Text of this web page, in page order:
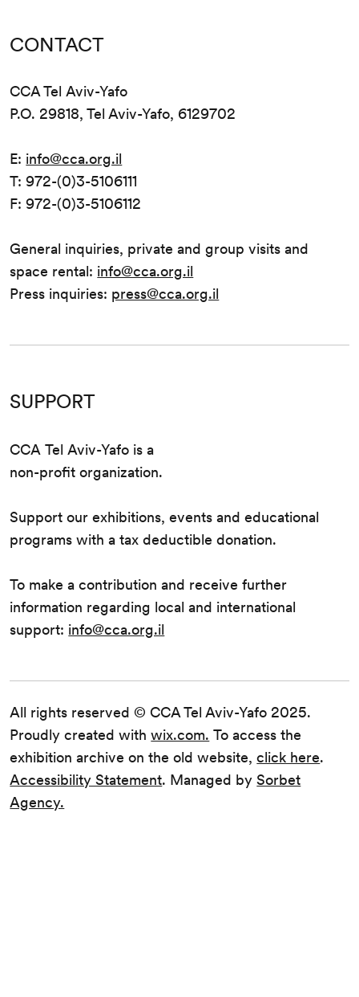
All rights reserved © CCA Tel Aviv-Yafo 2025.
Proudly created withwix.com. To access the
exhibition archive on the old website,click here.
Accessibility Statement. Managed bySorbet
Agency.
CONTACT
CCA Tel Aviv-Yafo
P.O. 29818, Tel Aviv-Yafo, 6129702
E: info@cca.org.il
T: 972-(0)3-5106111
F: 972-(0)3-5106112
General inquiries, private and group visits and
space rental: info@cca.org.il
Press inquiries: press@cca.org.il
SUPPORT
CCA Tel Aviv-Yafo is a
non-profit organization.
Support our exhibitions, events and educational
programs with a tax deductible donation.
To make a contribution and receive further
information regarding local and international
support: info@cca.org.il